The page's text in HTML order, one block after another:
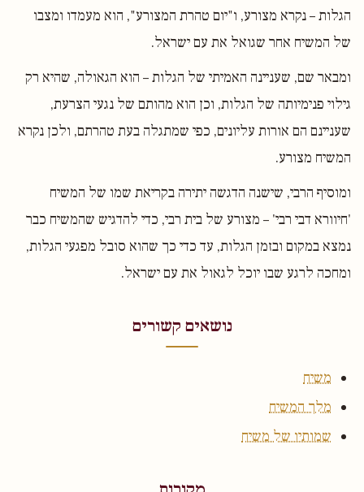
הגלות – נקרא מצורע, ו"יום טהרת המצורע", הוא מעמדו ומצבו
של המשיח אחר שגואל את עם ישראל.
ומבאר שם, שעניינה האמיתי של הגלות – הוא הגאולה, שהיא רק
גילוי פנימיותה של הגלות, וכן הוא מהותם של נגעי הצרעת,
שעניינם הם אורות עליונים, כפי שמתגלה בעת טהרתם, ולכן נקרא
המשיח מצורע.
ומוסיף הרבי, שישנה הדגשה יתירה בקריאת שמו של המשיח
'חיוורא דבי רבי' – מצורע של בית רבי, כדי להדגיש שהמשיח כבר
נמצא במקום ובזמן הגלות, עד כדי כך שהוא סובל מפגעי הגלות,
ומחכה לרגע שבו יוכל לגאול את עם ישראל.
נושאים קשורים
משיח
מלך המשיח
שמותיו של משיח